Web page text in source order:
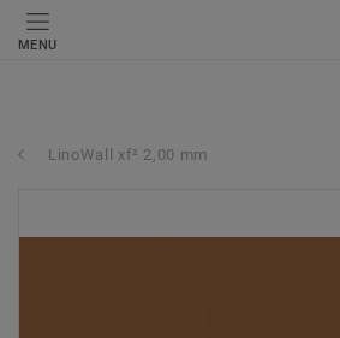
MENU
LinoWall xf² 2,00 mm